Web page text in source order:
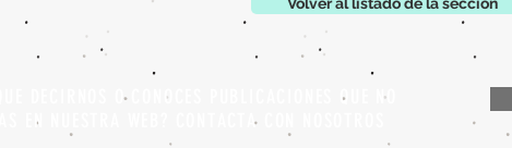
DECIRNOS O CONOCES PUBLICACIONES QUE NO
EN NUESTRA WEB? CONTACTA CON NOSOTROS